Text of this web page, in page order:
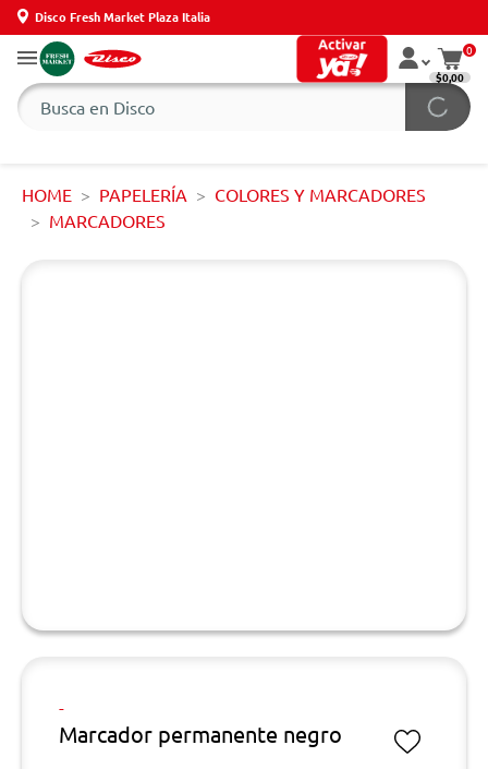
Disco Fresh Market Plaza Italia
0
$0,00
HOME PAPELERÍA
COLORES Y MARCADORES
MARCADORES
-
Marcador permanente negro